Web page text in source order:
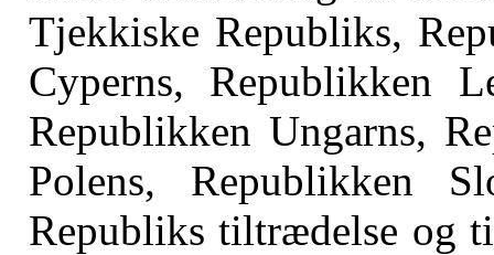
Tjekkiske Republiks,
Cyperns, Republikken
Republikken Ungarns,
Polens, Republikken
Republiks tiltrædelse og